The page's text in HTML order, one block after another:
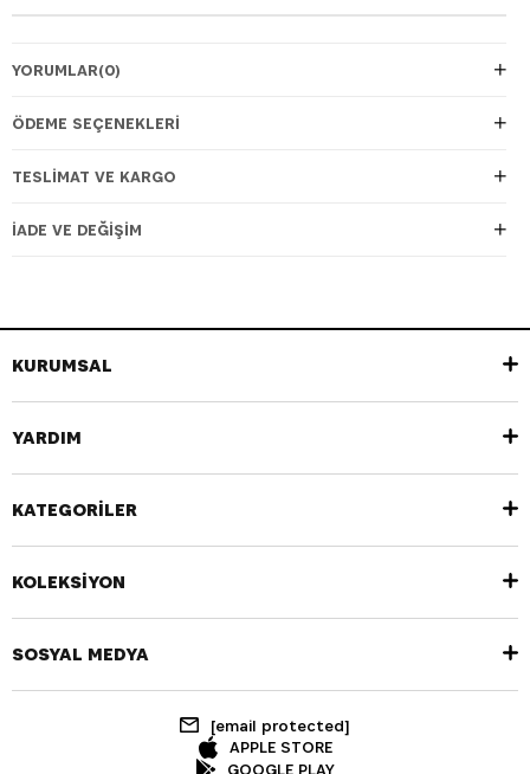
YORUMLAR(0)
ÖDEME SEÇENEKLERI
TESLIMAT VE KARGO
İADE VE DEĞIŞIM
KURUMSAL
YARDIM
KATEGORİLER
KOLEKSİYON
SOSYAL MEDYA
[email protected]
APPLE STORE
GOOGLE PLAY